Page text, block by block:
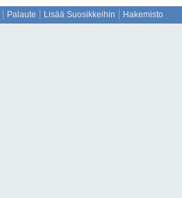
Palaute Lisää Suosikkeihin Hakemisto